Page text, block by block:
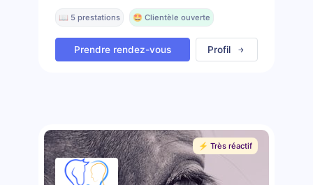
📖 5 prestations 🤩 Clientèle ouverte
Prendre rendez-vous Profil
⚡️ Très réactif